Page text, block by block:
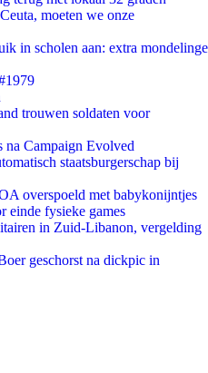
moeten we onze
in scholen aan: extra mondelinge
trouwen soldaten voor
na Campaign Evolved
staatsburgerschap bij
overspoeld met babykonijntjes
einde fysieke games
in Zuid-Libanon, vergelding
geschorst na dickpic in